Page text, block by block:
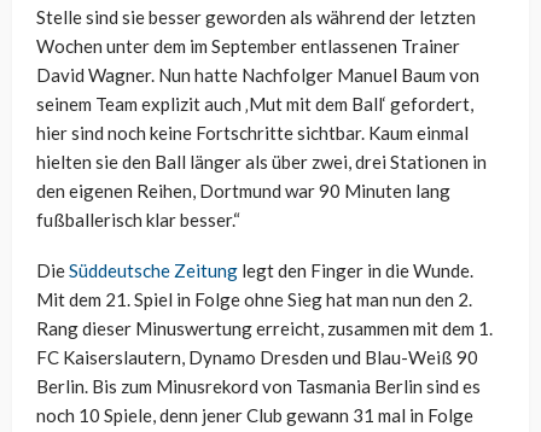
Stelle sind sie besser geworden als während der letzten
Wochen unter dem im September entlassenen Trainer
David Wagner. Nun hatte Nachfolger Manuel Baum von
seinem Team explizit auch ‚Mut mit dem Ball‘ gefordert,
hier sind noch keine Fortschritte sichtbar. Kaum einmal
hielten sie den Ball länger als über zwei, drei Stationen in
den eigenen Reihen, Dortmund war 90 Minuten lang
fußballerisch klar besser.“
DieSüddeutsche Zeitung legt den Finger in die Wunde.
Mit dem 21. Spiel in Folge ohne Sieg hat man nun den 2.
Rang dieser Minuswertung erreicht, zusammen mit dem 1.
FC Kaiserslautern, Dynamo Dresden und Blau-Weiß 90
Berlin. Bis zum Minusrekord von Tasmania Berlin sind es
noch 10 Spiele, denn jener Club gewann 31 mal in Folge